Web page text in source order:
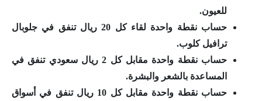
للعيون.
حساب نقطة واحدة لقاء كل 20 ريال تنفق في جلوبال
ترافيل كلوب.
حساب نقطة واحدة مقابل كل 2 ريال سعودي تنفق في
المساعدة بالشعر والبشرة.
حساب نقطة واحدة مقابل كل 10 ريال تنفق في أسواق